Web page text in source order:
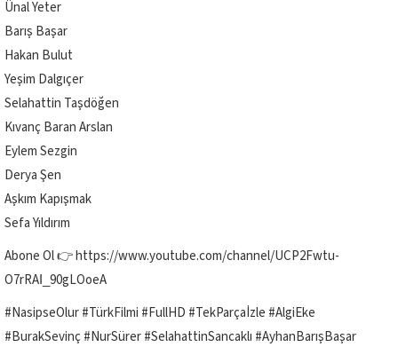
Ünal Yeter
Barış Başar
Hakan Bulut
Yeşim Dalgıçer
Selahattin Taşdöğen
Kıvanç Baran Arslan
Eylem Sezgin
Derya Şen
Aşkım Kapışmak
Sefa Yıldırım
Abone Ol 👉 https://www.youtube.com/channel/UCP2Fwtu-
O7rRAI_90gLOoeA
#NasipseOlur #TürkFilmi #FullHD #TekParçaİzle #AlgiEke
#BurakSevinç #NurSürer #SelahattinSancaklı #AyhanBarışBaşar